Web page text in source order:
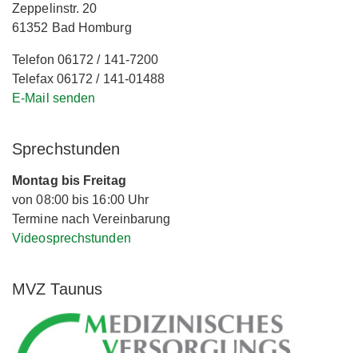
Zeppelinstr. 20
61352 Bad Homburg
Telefon 06172 / 141-7200
Telefax 06172 / 141-01488
E-Mail senden
Sprechstunden
Montag bis Freitag
von 08:00 bis 16:00 Uhr
Termine nach Vereinbarung
Videosprechstunden
MVZ Taunus